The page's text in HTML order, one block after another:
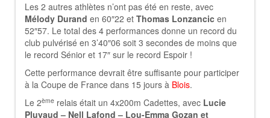
Les 2 autres athlètes n’ont pas été en reste, avec
Mélody Durand en 60″22 et Thomas Lonzancic en
52″57. Le total des 4 performances donne un record du
club pulvérisé en 3’40″06 soit 3 secondes de moins que
le record Sénior et 17″ sur le record Espoir !
Cette performance devrait être suffisante pour participer
à la Coupe de France dans 15 jours à Blois.
Le 2ème relais était un 4x200m Cadettes, avec Lucie
Pluyaud – Nell Lafond – Lou-Emma Gozan et